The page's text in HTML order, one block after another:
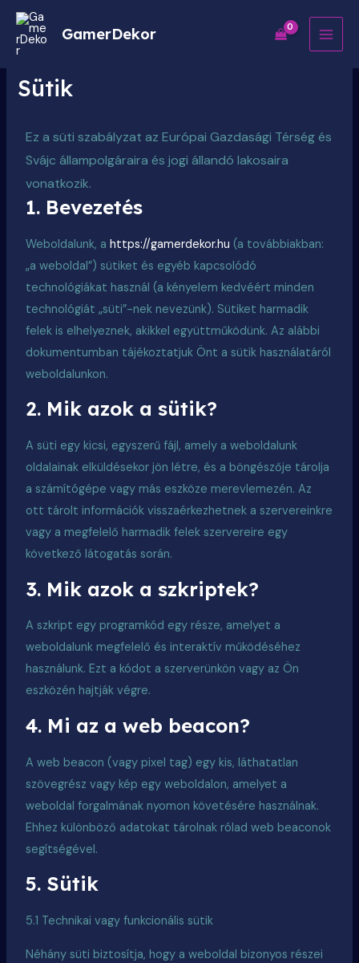
GamerDekor
Sütik
Ez a süti szabályzat az Európai Gazdasági Térség és
Svájc állampolgáraira és jogi állandó lakosaira
vonatkozik.
1. Bevezetés
Weboldalunk, ahttps://gamerdekor.hu (a továbbiakban:
„a weboldal”) sütiket és egyéb kapcsolódó
technológiákat használ (a kényelem kedvéért minden
technológiát „süti”-nek nevezünk). Sütiket harmadik
felek is elhelyeznek, akikkel együttműködünk. Az alábbi
dokumentumban tájékoztatjuk Önt a sütik használatáról
weboldalunkon.
2. Mik azok a sütik?
A süti egy kicsi, egyszerű fájl, amely a weboldalunk
oldalainak elküldésekor jön létre, és a böngészője tárolja
a számítógépe vagy más eszköze merevlemezén. Az
ott tárolt információk visszaérkezhetnek a szervereinkre
vagy a megfelelő harmadik felek szervereire egy
következő látogatás során.
3. Mik azok a szkriptek?
A szkript egy programkód egy része, amelyet a
weboldalunk megfelelő és interaktív működéséhez
használunk. Ezt a kódot a szerverünkön vagy az Ön
eszközén hajtják végre.
4. Mi az a web beacon?
A web beacon (vagy pixel tag) egy kis, láthatatlan
szövegrész vagy kép egy weboldalon, amelyet a
weboldal forgalmának nyomon követésére használnak.
Ehhez különböző adatokat tárolnak rólad web beaconok
segítségével.
5. Sütik
5.1 Technikai vagy funkcionális sütik
Néhány süti biztosítja, hogy a weboldal bizonyos részei